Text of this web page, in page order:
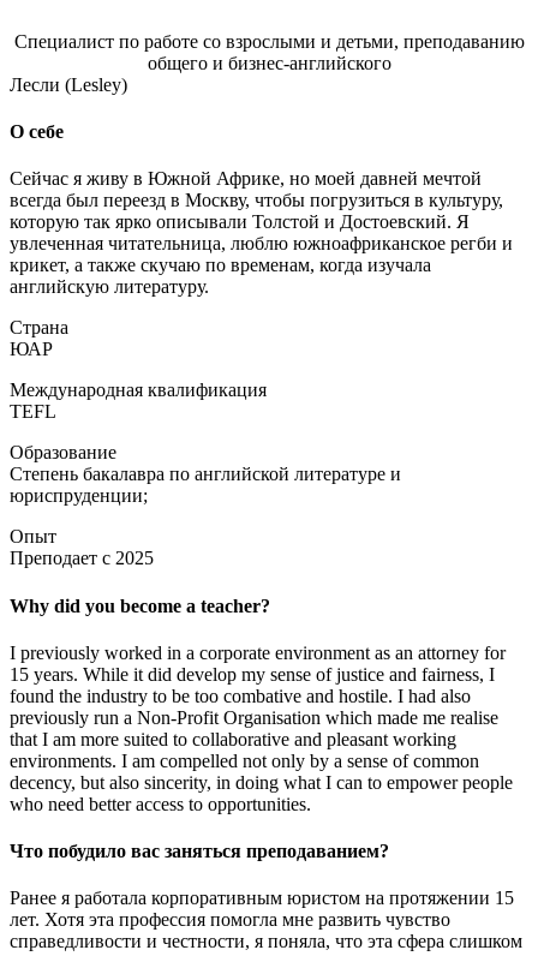
Специалист по работе со взрослыми и детьми, преподаванию
общего и бизнес-английского
Лесли (Lesley)
О себе
Сейчас я живу в Южной Африке, но моей давней мечтой
всегда был переезд в Москву, чтобы погрузиться в культуру,
которую так ярко описывали Толстой и Достоевский. Я
увлеченная читательница, люблю южноафриканское регби и
крикет, а также скучаю по временам, когда изучала
английскую литературу.
Страна
ЮАР
Международная квалификация
TEFL
Образование
Степень бакалавра по английской литературе и
юриспруденции;
Опыт
Преподает с 2025
Why did you become a teacher?
I previously worked in a corporate environment as an attorney for
15 years. While it did develop my sense of justice and fairness, I
found the industry to be too combative and hostile. I had also
previously run a Non-Profit Organisation which made me realise
that I am more suited to collaborative and pleasant working
environments. I am compelled not only by a sense of common
decency, but also sincerity, in doing what I can to empower people
who need better access to opportunities.
Что побудило вас заняться преподаванием?
Ранее я работала корпоративным юристом на протяжении 15
лет. Хотя эта профессия помогла мне развить чувство
справедливости и честности, я поняла, что эта сфера слишком